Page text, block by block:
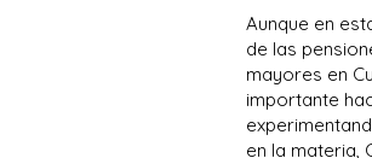
Aunque en
de las
mayores en
importante
en la materia,